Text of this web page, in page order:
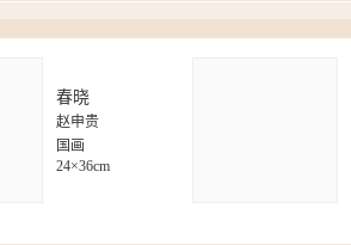
贵作
春晓
赵申贵
国画
24×36cm